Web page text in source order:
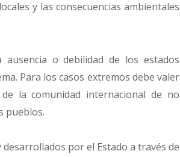
y las consecuencias ambientales
o debilidad de los estados
Para los casos extremos debe valer
la comunidad internacional de no
pueblos.
por el Estado a través de